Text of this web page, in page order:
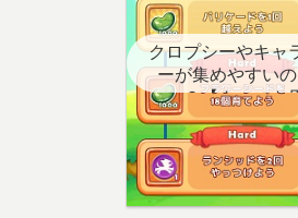
クロプシーやキャ
ーが集めやすい
こ？【クエスト